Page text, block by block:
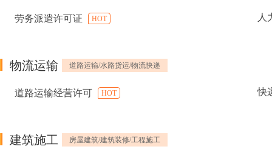
劳务派遣许可证 HOT 人
物流运输 道路运输/水路货运/物流快递
道路运输经营许可 HOT 快
建筑施工 房屋建筑/建筑装修/工程施工